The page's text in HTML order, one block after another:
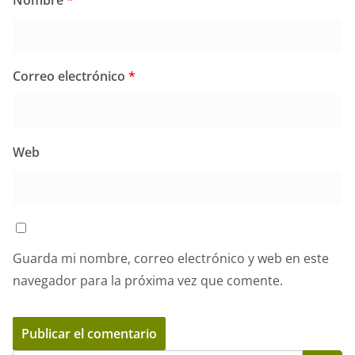
Correo electrónico *
Web
Guarda mi nombre, correo electrónico y web en este
navegador para la próxima vez que comente.